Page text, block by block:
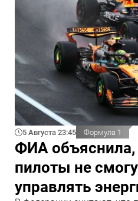
5 Августа 23:45 Формула 1
ФИА объяснила,
пилоты не
управлять